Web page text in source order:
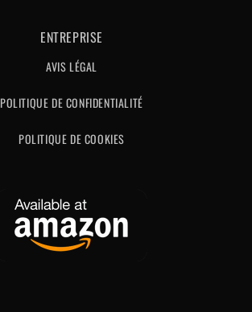
ENTREPRISE
AVIS LÉGAL
POLITIQUE DE CONFIDENTIALITÉ
POLITIQUE DE COOKIES